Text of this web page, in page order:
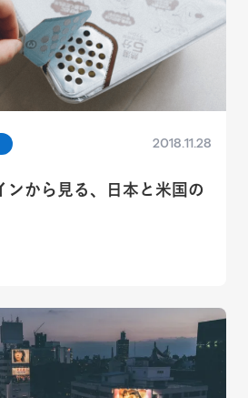
2018.11.28
ンから見る、日本と米国の